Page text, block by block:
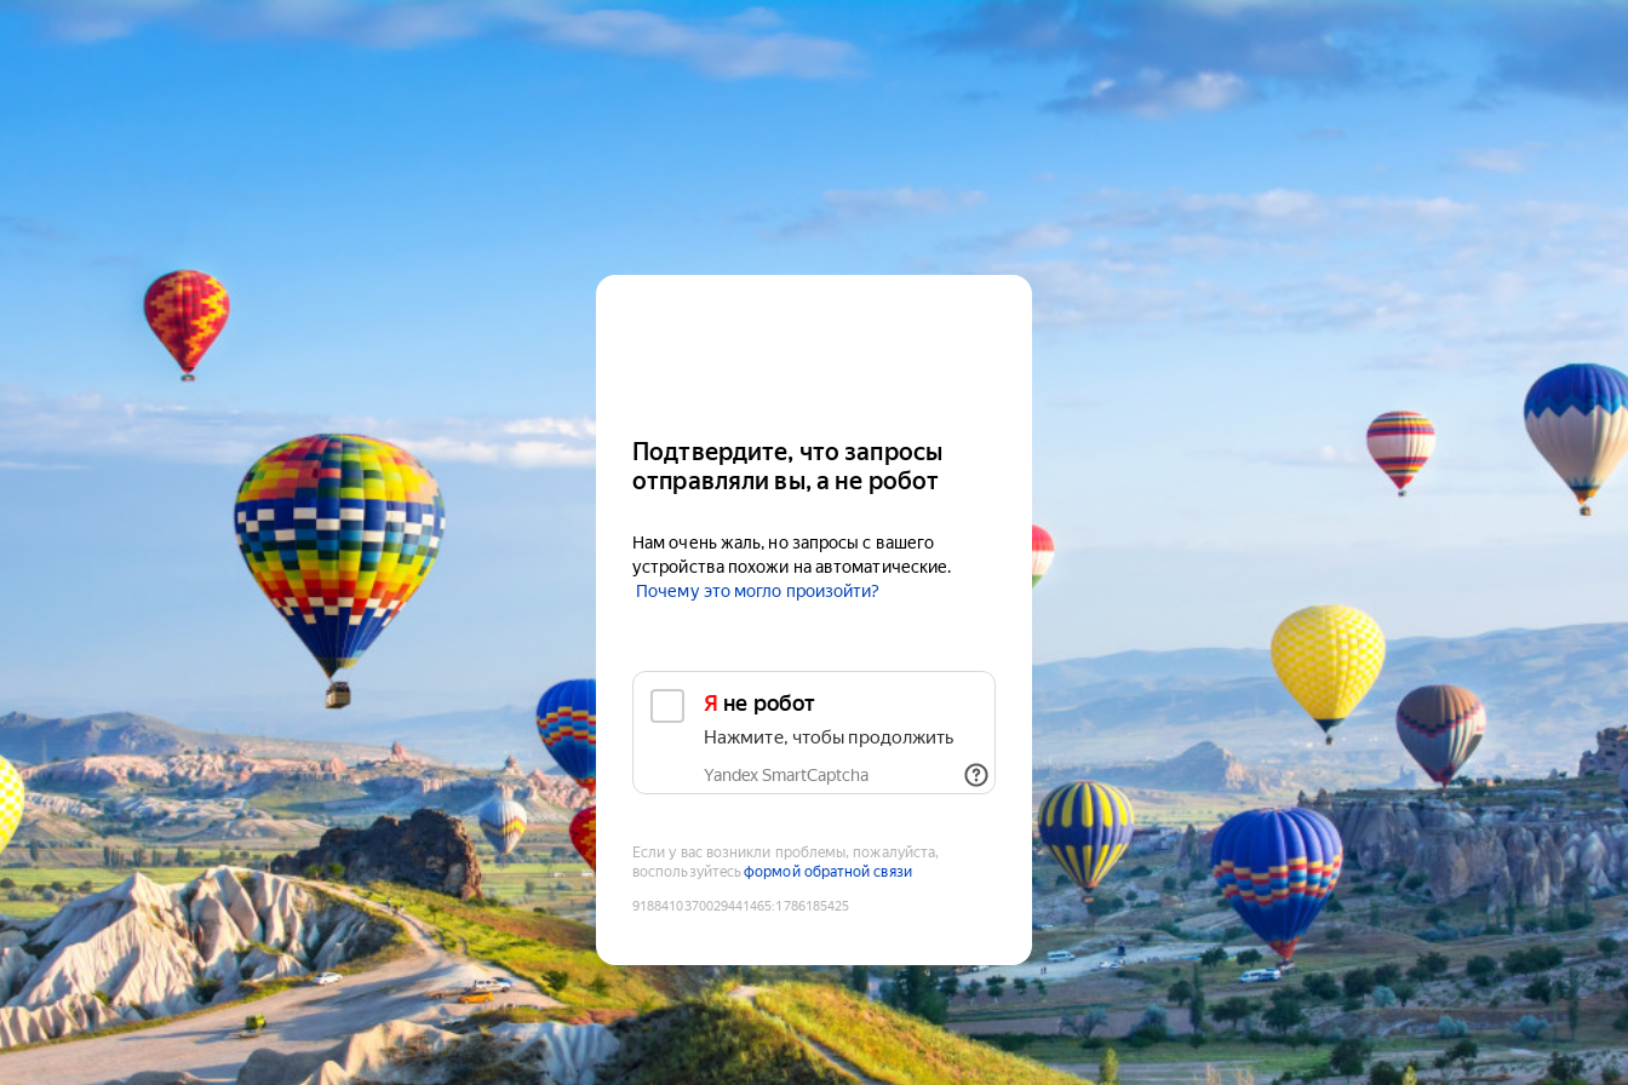
Подтвердите, что запросы
отправляли вы, а не робот
Нам очень жаль, но запросы с вашего
устройства похожи на автоматические.
Почему это могло произойти?
Я не робот
Нажмите, чтобы продолжить
Yandex SmartCaptcha
Если у вас возникли проблемы, пожалуйста,
воспользуйтесьформой обратной связи
9188410370029441465:1786185425